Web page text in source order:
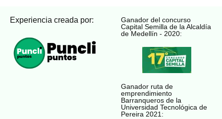
Experiencia creada por:
Ganador del concurso
Capital Semilla de la Alcaldía
de Medellín - 2020:
Ganador ruta de
emprendimiento
Barranqueros de la
Universidad Tecnológica de
Pereira 2021: